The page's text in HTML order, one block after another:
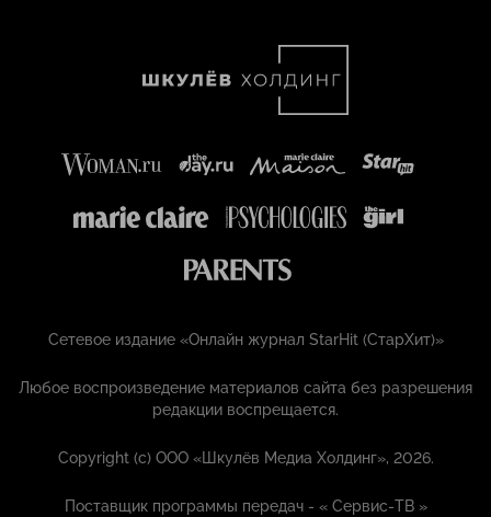
Сетевое издание «Онлайн журнал StarHit (СтарХит)»
Любое воспроизведение материалов сайта без разрешения
редакции воспрещается.
Copyright (с) ООО «Шкулёв Медиа Холдинг», 2026.
Поставщик программы передач - «Сервис-ТВ »